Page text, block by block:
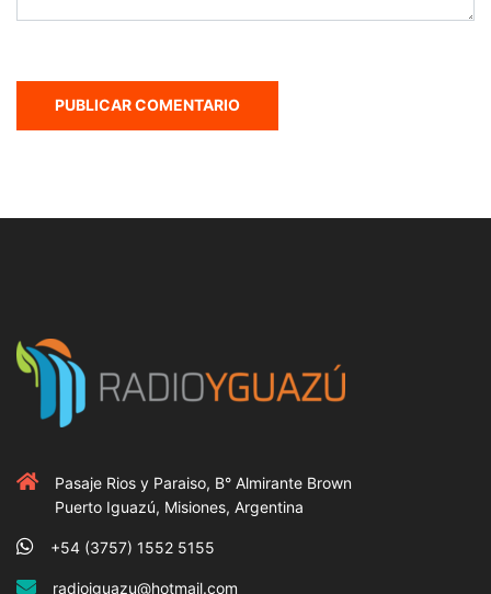
Pasaje Rios y Paraiso, B° Almirante Brown
Puerto Iguazú, Misiones, Argentina
+54 (3757) 1552 5155
radioiguazu@hotmail.com